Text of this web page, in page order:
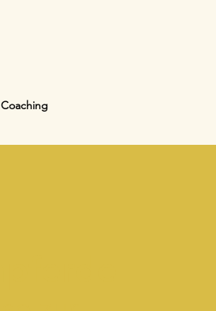
Coaching